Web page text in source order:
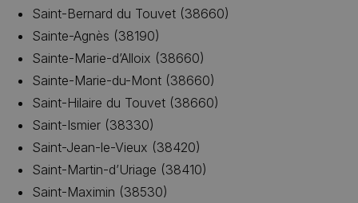
Saint-Bernard du Touvet (38660)
Sainte-Agnès (38190)
Sainte-Marie-d’Alloix (38660)
Sainte-Marie-du-Mont (38660)
Saint-Hilaire du Touvet (38660)
Saint-Ismier (38330)
Saint-Jean-le-Vieux (38420)
Saint-Martin-d’Uriage (38410)
Saint-Maximin (38530)